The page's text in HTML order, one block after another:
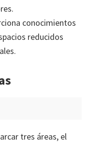
conocimientos
reducidos
tres áreas, el